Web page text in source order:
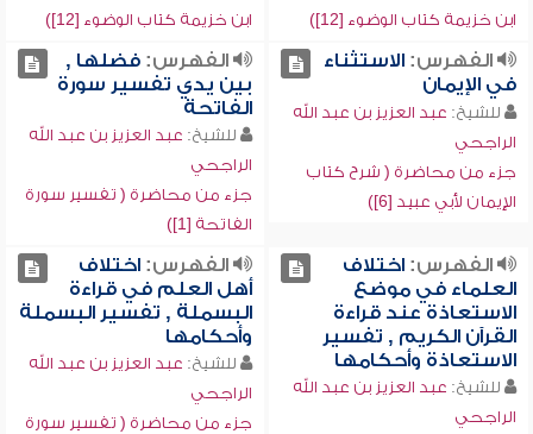
ابن خزيمة كتاب الوضوء [12])
ابن خزيمة كتاب الوضوء [12])
الفهرس:الاستثناء
في الإيمان
للشيخ: عبد العزيز بن عبد الله
الراجحي
جزء من محاضرة ( شرح كتاب
الإيمان لأبي عبيد [6])
الفهرس:فضلها ,
بين يدي تفسير سورة
الفاتحة
للشيخ: عبد العزيز بن عبد الله
الراجحي
جزء من محاضرة ( تفسير سورة
الفاتحة [1])
الفهرس:اختلاف
العلماء في موضع
الاستعاذة عند قراءة
القرآن الكريم , تفسير
الاستعاذة وأحكامها
للشيخ: عبد العزيز بن عبد الله
الراجحي
الفهرس:اختلاف
أهل العلم في قراءة
البسملة , تفسير البسملة
وأحكامها
للشيخ: عبد العزيز بن عبد الله
الراجحي
جزء من محاضرة ( تفسير سورة